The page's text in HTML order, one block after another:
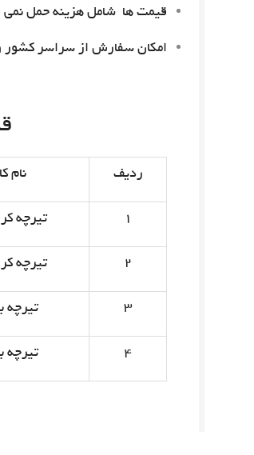
قیمت ها شامل هزینه حمل نمی
امکان سفارش از سراسر کشور
ردیف نام
۱ تیرچه
۲ تیرچه
۳ تیرچه
۴ تیرچه